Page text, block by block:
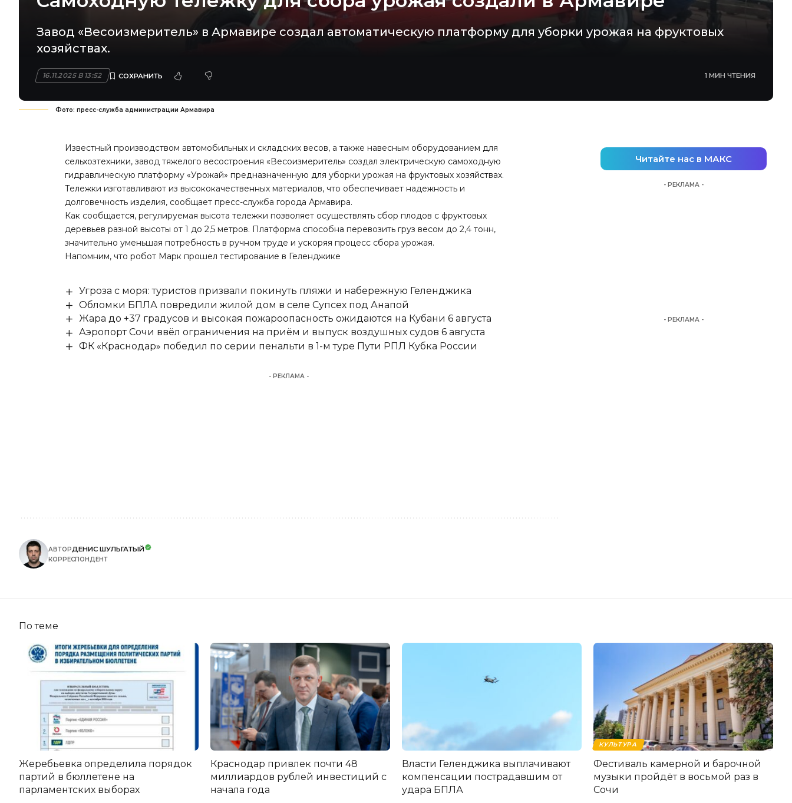
Завод «Весоизмеритель» в Армавире создал автоматическую платформу для уборки урожая на фруктовых
хозяйствах.
16.11.2025 В 13:52 1 МИН ЧТЕНИЯ
Фото: пресс-служба администрации Армавира
Известный производством автомобильных и складских весов, а также навесным оборудованием для
сельхозтехники, завод тяжелого весостроения «Весоизмеритель» создал электрическую самоходную
гидравлическую платформу «Урожай» предназначенную для уборки урожая на фруктовых хозяйствах.
Тележки изготавливают из высококачественных материалов, что обеспечивает надежность и
долговечность изделия, сообщает пресс-служба города Армавира.
Как сообщается, регулируемая высота тележки позволяет осуществлять сбор плодов с фруктовых
деревьев разной высоты от 1 до 2,5 метров. Платформа способна перевозить груз весом до 2,4 тонн,
значительно уменьшая потребность в ручном труде и ускоряя процесс сбора урожая.
Напомним, что робот Марк прошел тестирование в Геленджике
Угроза с моря: туристов призвали покинуть пляжи и набережную Геленджика
Обломки БПЛА повредили жилой дом в селе Супсех под Анапой
Жара до +37 градусов и высокая пожароопасность ожидаются на Кубани 6 августа
Аэропорт Сочи ввёл ограничения на приём и выпуск воздушных судов 6 августа
ФК «Краснодар» победил по серии пенальти в 1-м туре Пути РПЛ Кубка России
- РЕКЛАМА -
АВТОРДЕНИС ШУЛЬГАТЫЙ
КОРРЕСПОНДЕНТ
Читайте нас в МАКС
- РЕКЛАМА -
- РЕКЛАМА -
По теме
Жеребьевка определила порядок
партий в бюллетене на
парламентских выборах
Краснодар привлек почти 48
миллиардов рублей инвестиций с
начала года
Власти Геленджика выплачивают
компенсации пострадавшим от
удара БПЛА
КУЛЬТУРА
Фестиваль камерной и барочной
музыки пройдёт в восьмой раз в
Сочи